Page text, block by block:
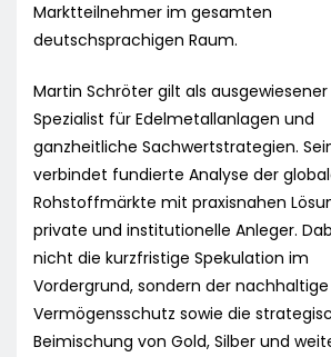
Marktteilnehmer im gesamten
deutschsprachigen Raum.
Martin Schröter gilt als ausgewiesener
Spezialist für Edelmetallanlagen und
ganzheitliche Sachwertstrategien.
verbindet fundierte Analyse der
Rohstoffmärkte mit praxisnahen
private und institutionelle Anleger.
nicht die kurzfristige Spekulation im
Vordergrund, sondern der nachhaltige
Vermögensschutz sowie die
Beimischung von Gold, Silber und